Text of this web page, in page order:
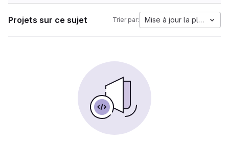
Projets sur ce sujet Trier par: Mise à jour la plus